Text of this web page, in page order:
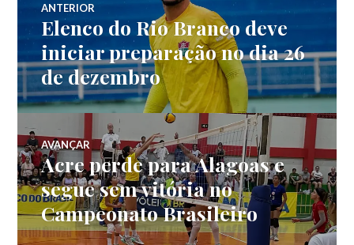
ANTERIOR
Elenco do Rio Branco deve
iniciar preparação no dia 26
de dezembro
AVANÇAR
Acre perde para Alagoas e
segue sem vitória no
Campeonato Brasileiro